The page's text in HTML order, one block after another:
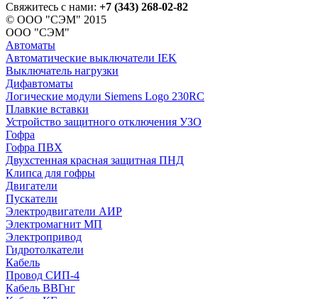
Свяжитесь с нами: +7 (343) 268-02-82
© ООО "СЭМ" 2015
ООО "СЭМ"
Автоматы
Автоматические выключатели IEK
Выключатель нагрузки
Дифавтоматы
Логические модули Siemens Logo 230RC
Плавкие вставки
Устройство защитного отключения УЗО
Гофра
Гофра ПВХ
Двухстенная красная защитная ПНД
Клипса для гофры
Двигатели
Пускатели
Электродвигатели АИР
Электромагнит МП
Электропривод
Гидротолкатели
Кабель
Провод СИП-4
Кабель ВВГнг